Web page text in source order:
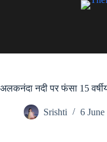
अलकनंदा नदी पर फंसा 15
Srishti 6